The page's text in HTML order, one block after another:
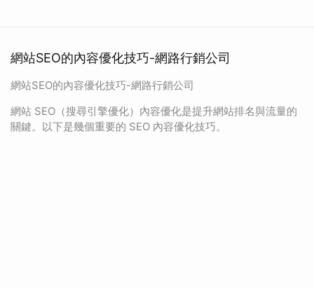
網站SEO的內容優化技巧-網路行銷公司
網站SEO的內容優化技巧-網路行銷公司
網站 SEO（搜尋引擎優化）內容優化是提升網站排名與流量的
關鍵。以下是幾個重要的 SEO 內容優化技巧。